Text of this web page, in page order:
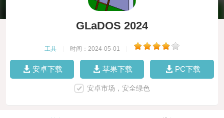
GLaDOS 2024
工具 时间：2024-05-01
安卓下载 苹果下载 PC下载
安卓市场，安全绿色